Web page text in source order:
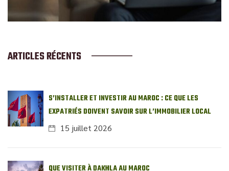
ARTICLES RÉCENTS
S’INSTALLER ET INVESTIR AU MAROC : CE QUE LES
EXPATRIÉS DOIVENT SAVOIR SUR L’IMMOBILIER LOCAL
15 juillet 2026